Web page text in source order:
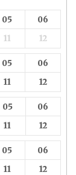
05
06
11 12
05
06
11 12
05
06
11 12
05
06
11 12